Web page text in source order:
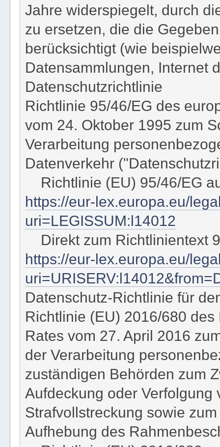
Jahre widerspiegelt, durch
zu ersetzen, die die
berücksichtigt (wie
Datensammlungen, Internet
Datenschutzrichtlinie
Richtlinie 95/46/EG des
vom 24. Oktober 1995 zum
Verarbeitung
Datenverkehr
Richtlinie (EU) 95/46/EG
https://eur-lex.europa.eu/
uri=LEGISSUM:l14012
Direkt zum Richtlinientext
https://eur-lex.europa.eu/
Datenschutz-Richtlinie für
Richtlinie (EU) 2016/680
Rates vom 27. April 2016
der Verarbeitung
zuständigen Behörden zum
Aufdeckung oder Verfolgung
Strafvollstreckung sowie
Aufhebung des